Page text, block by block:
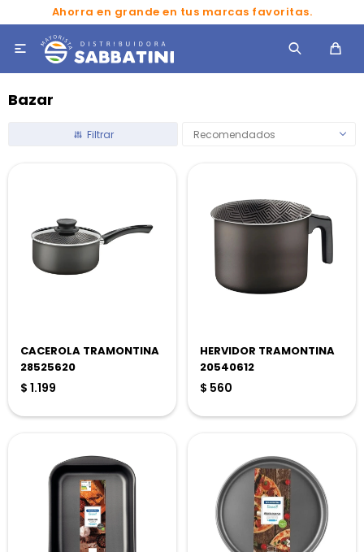
Ahorra en grande en tus marcas favoritas.

Bazar
Recomendados
CACEROLA TRAMONTINA
28525620
$ 1.199
HERVIDOR TRAMONTINA
20540612
$ 560